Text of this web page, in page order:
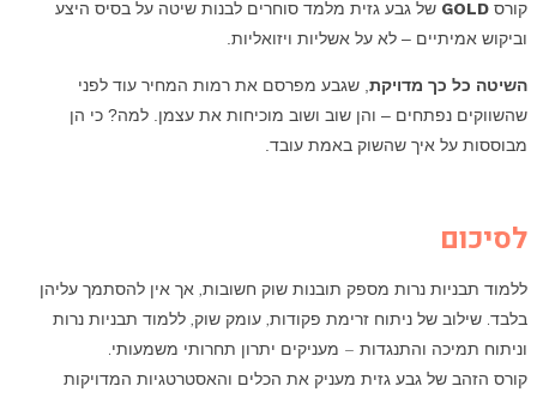
קורס GOLD של גבע גזית מלמד סוחרים לבנות שיטה על בסיס היצע
וביקוש אמיתיים – לא על אשליות ויזואליות.
השיטה כל כך מדויקת , שגבע מפרסם את רמות המחיר עוד לפני
שהשווקים נפתחים – והן שוב ושוב מוכיחות את עצמן. למה? כי הן
מבוססות על איך שהשוק באמת עובד.
לסיכום
ללמוד תבניות נרות מספק תובנות שוק חשובות, אך אין להסתמך עליהן
בלבד. שילוב של ניתוח זרימת פקודות, עומק שוק, ללמוד תבניות נרות
וניתוח תמיכה והתנגדות – מעניקים יתרון תחרותי משמעותי.
קורס הזהב של גבע גזית מעניק את הכלים והאסטרטגיות המדויקות